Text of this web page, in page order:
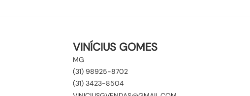
VINÍCIUS GOMES
MG
(31) 98925-8702
(31) 3423-8504